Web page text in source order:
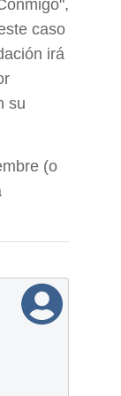
caso
irá
su
(o